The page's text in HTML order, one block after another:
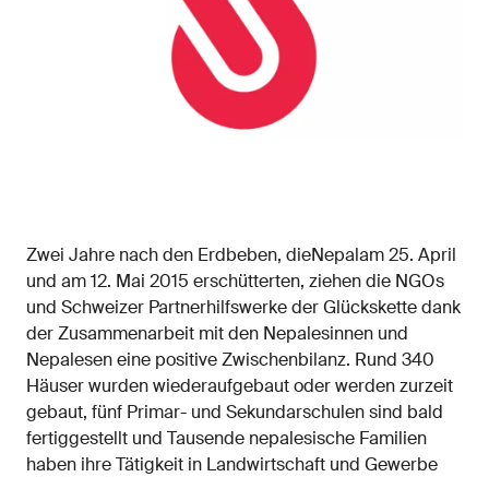
Zwei Jahre nach den Erdbeben, dieNepalam 25. April
und am 12. Mai 2015 erschütterten, ziehen die NGOs
und Schweizer Partnerhilfswerke der Glückskette dank
der Zusammenarbeit mit den Nepalesinnen und
Nepalesen eine positive Zwischenbilanz. Rund 340
Häuser wurden wiederaufgebaut oder werden zurzeit
gebaut, fünf Primar- und Sekundarschulen sind bald
fertiggestellt und Tausende nepalesische Familien
haben ihre Tätigkeit in Landwirtschaft und Gewerbe